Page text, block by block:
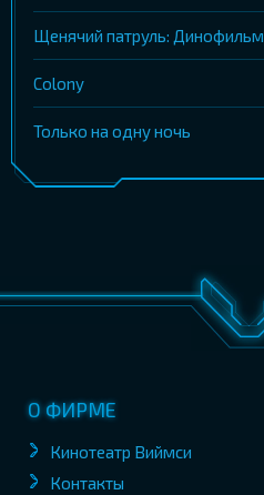
Щенячий патруль: Динофильм
Colony
Только на одну ночь
О ФИРМЕ
Кинотеатр Виймси
Контакты